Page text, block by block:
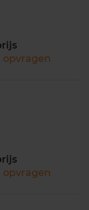
opvragen
opvragen